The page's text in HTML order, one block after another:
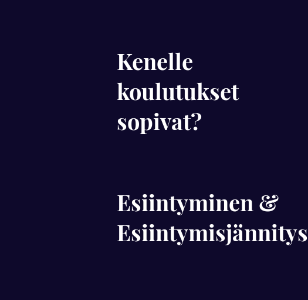
Kenelle
koulutukset
sopivat?
Esiintyminen &
Esiintymisjännitys